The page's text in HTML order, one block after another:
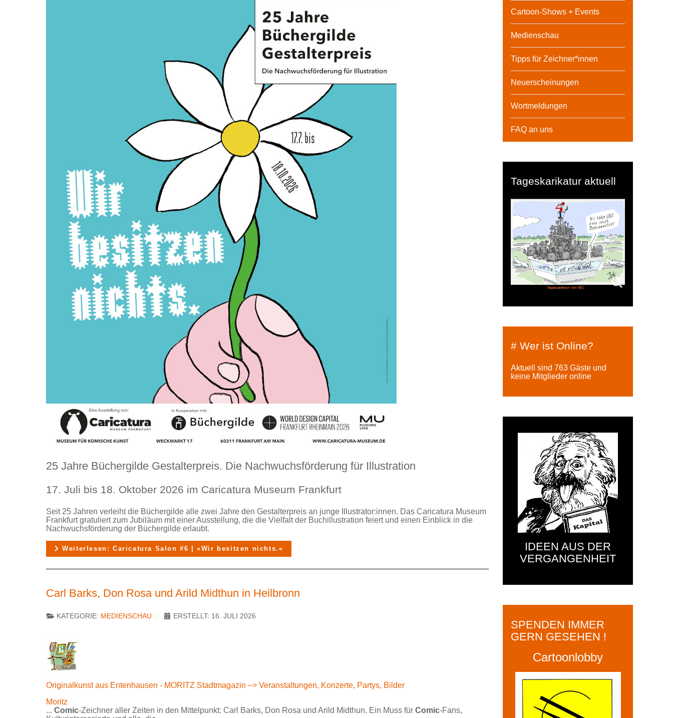
25 Jahre Büchergilde Gestalterpreis. Die Nachwuchsförderung für Illustration
17. Juli bis 18. Oktober 2026 im Caricatura Museum Frankfurt
Seit 25 Jahren verleiht die Büchergilde alle zwei Jahre den Gestalterpreis an junge Illustrator:innen. Das Caricatura Museum
Frankfurt gratuliert zum Jubiläum mit einer Ausstellung, die die Vielfalt der Buchillustration feiert und einen Einblick in die
Nachwuchsförderung der Büchergilde erlaubt.
Weiterlesen: Caricatura Salon #6 | »Wir besitzen nichts.«
Carl Barks, Don Rosa und Arild Midthun in Heilbronn
KATEGORIE: MEDIENSCHAU ERSTELLT: 16. JULI 2026
Originalkunst aus Entenhausen - MORITZ Stadtmagazin –> Veranstaltungen, Konzerte, Partys, Bilder
Moritz
... Comic-Zeichner aller Zeiten in den Mittelpunkt: Carl Barks, Don Rosa und Arild Midthun. Ein Muss für Comic-Fans,
Cartoon-Shows + Events
Medienschau
Tipps für Zeichner*innen
Neuerscheinungen
Wortmeldungen
FAQ an uns
Tageskarikatur aktuell
# Wer ist Online?
Aktuell sind 763 Gäste und
keine Mitglieder online
IDEEN AUS DER
VERGANGENHEIT
SPENDEN IMMER
GERN GESEHEN !
Cartoonlobby